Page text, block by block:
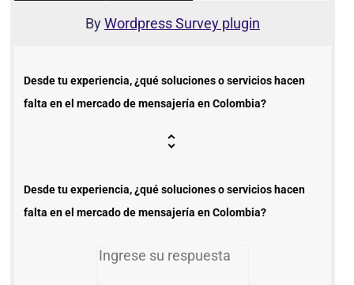
ByWordpress Survey plugin
Desde tu experiencia, ¿qué soluciones o servicios hacen
falta en el mercado de mensajería en Colombia?
Desde tu experiencia, ¿qué soluciones o servicios hacen
falta en el mercado de mensajería en Colombia?